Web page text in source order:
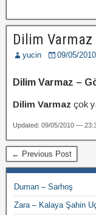
Dilim Varmaz
yucin 09/05/2010
Dilim Varmaz –
Dilim Varmaz çok
Updated: 09/05/2010 —
← Previous Post
Duman – Sarhoş
Zara – Kalaya Şahin